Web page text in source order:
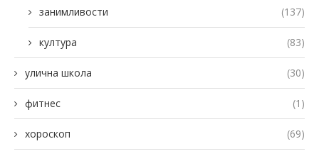
занимливости (137)
култура (83)
улична школа (30)
фитнес (1)
хороскоп (69)